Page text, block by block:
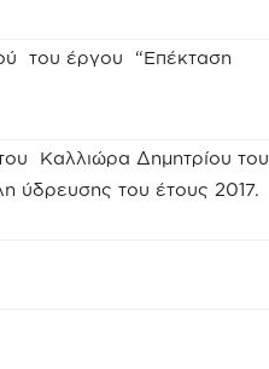
του έργου “Επέκταση
Καλλιώρα Δημητρίου του
ύδρευσης του έτους 2017.